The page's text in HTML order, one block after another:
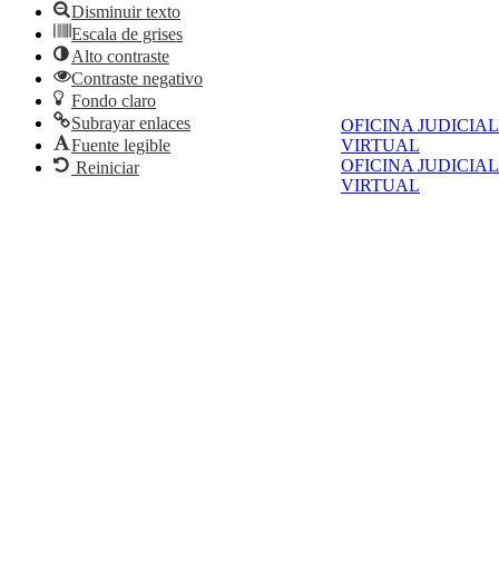
OFICINA JUDICIAL
VIRTUAL
OFICINA JUDICIAL
VIRTUAL
Disminuir texto
Escala de grises
Alto contraste
Contraste negativo
Fondo claro
Subrayar enlaces
Fuente legible
Reiniciar